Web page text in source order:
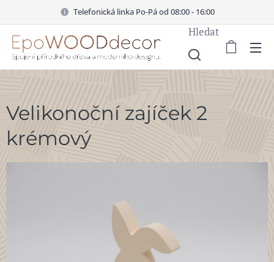
Telefonická linka Po-Pá od 08:00 - 16:00
Hledat
Velikonoční zajíček 2
krémový